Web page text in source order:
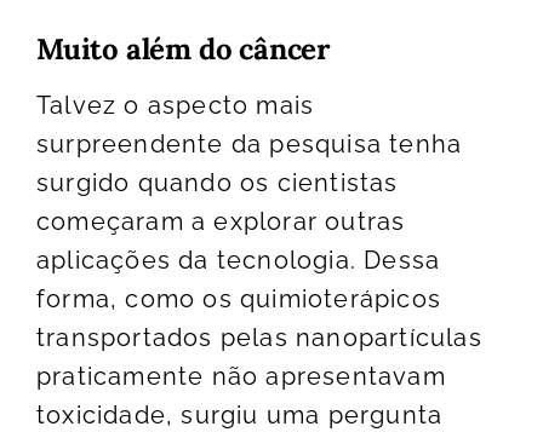
Muito além do câncer
Talvez o aspecto mais
surpreendente da pesquisa tenha
surgido quando os cientistas
começaram a explorar outras
aplicações da tecnologia. Dessa
forma, como os quimioterápicos
transportados pelas nanopartículas
praticamente não apresentavam
toxicidade, surgiu uma pergunta